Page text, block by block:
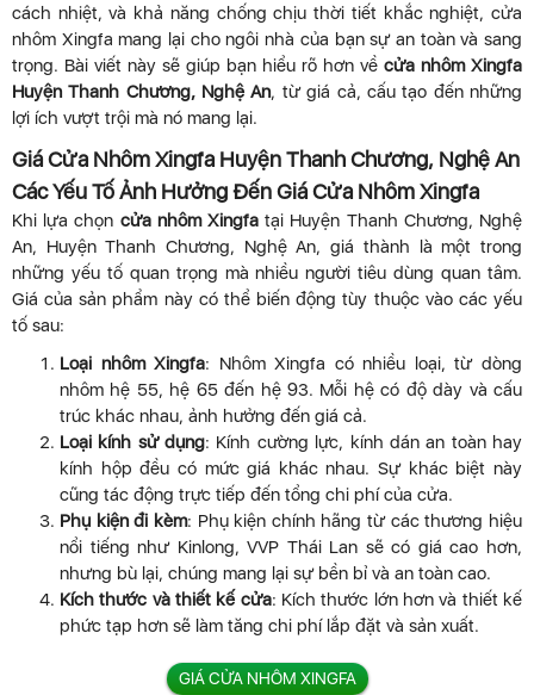
cách nhiệt, và khả năng chống chịu thời tiết khắc nghiệt, cửa
nhôm Xingfa mang lại cho ngôi nhà của bạn sự an toàn và sang
trọng. Bài viết này sẽ giúp bạn hiểu rõ hơn về cửa nhôm Xingfa
Huyện Thanh Chương, Nghệ An, từ giá cả, cấu tạo đến những
lợi ích vượt trội mà nó mang lại.
Giá Cửa Nhôm Xingfa Huyện Thanh Chương, Nghệ An
Các Yếu Tố Ảnh Hưởng Đến Giá Cửa Nhôm Xingfa
Khi lựa chọn cửa nhôm Xingfa tại Huyện Thanh Chương, Nghệ
An, Huyện Thanh Chương, Nghệ An, giá thành là một trong
những yếu tố quan trọng mà nhiều người tiêu dùng quan tâm.
Giá của sản phẩm này có thể biến động tùy thuộc vào các yếu
tố sau:
Loại nhôm Xingfa: Nhôm Xingfa có nhiều loại, từ dòng
nhôm hệ 55, hệ 65 đến hệ 93. Mỗi hệ có độ dày và cấu
trúc khác nhau, ảnh hưởng đến giá cả.
Loại kính sử dụng: Kính cường lực, kính dán an toàn hay
kính hộp đều có mức giá khác nhau. Sự khác biệt này
cũng tác động trực tiếp đến tổng chi phí của cửa.
Phụ kiện đi kèm: Phụ kiện chính hãng từ các thương hiệu
nổi tiếng như Kinlong, VVP Thái Lan sẽ có giá cao hơn,
nhưng bù lại, chúng mang lại sự bền bỉ và an toàn cao.
Kích thước và thiết kế cửa: Kích thước lớn hơn và thiết kế
phức tạp hơn sẽ làm tăng chi phí lắp đặt và sản xuất.
GIÁ CỬA NHÔM XINGFA